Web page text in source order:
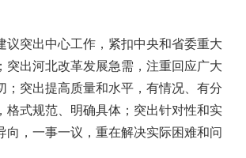
突出中心工作，紧扣中央和省委重大
突出河北改革发展急需，注重回应广大
；突出提高质量和水平，有情况、有分
格式规范、明确具体；突出针对性和实
向，一事一议，重在解决实际困难和问